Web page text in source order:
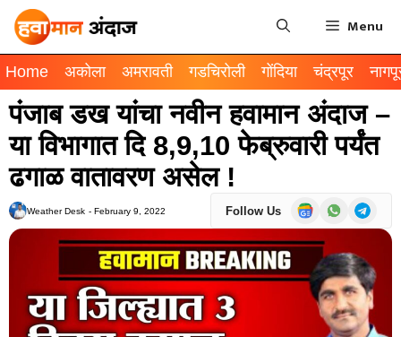
Menu
Home अकोला अमरावती गडचिरोली गोंदिया चंद्रपूर
पंजाब डख यांचा नवीन हवामान अंदाज –
या विभागात दि 8,9,10 फेब्रुवारी पर्यंत
ढगाळ वातावरण असेल !
Weather Desk - February 9, 2022 Follow Us